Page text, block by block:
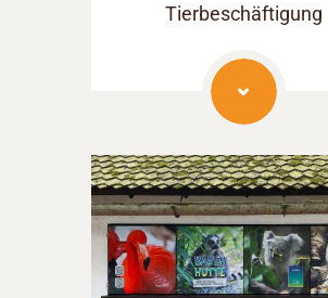
Tierbeschäftigung